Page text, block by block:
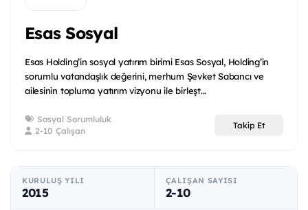
Esas Sosyal
Esas Holding’in sosyal yatırım birimi Esas Sosyal, Holding’in
sorumlu vatandaşlık değerini, merhum Şevket Sabancı ve
ailesinin topluma yatırım vizyonu ile birleşt...
Sosyal Sorumluluk
2-10 Çalışan
Takip Et
KURULUŞ YILI
2015
ÇALIŞAN SAYISI
2-10